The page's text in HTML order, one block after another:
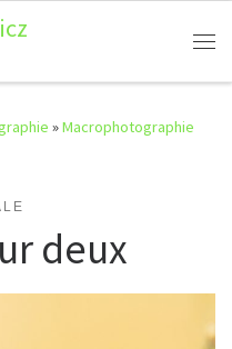
»Macrophotographie
deux